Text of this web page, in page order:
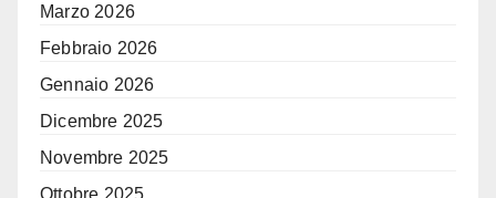
Marzo 2026
Febbraio 2026
Gennaio 2026
Dicembre 2025
Novembre 2025
Ottobre 2025